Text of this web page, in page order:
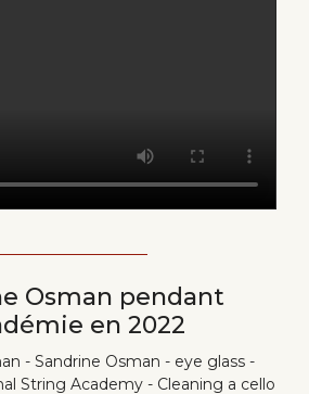
Osman pendant
en 2022